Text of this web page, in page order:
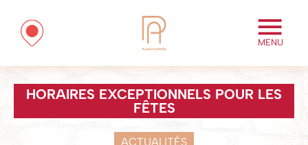
MENU
HORAIRES EXCEPTIONNELS POUR LES
FÊTES
ACTUALITÉS